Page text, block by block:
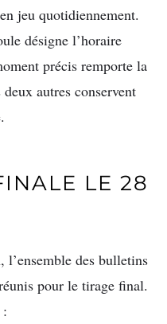
jeu quotidiennement.
désigne l’horaire
précis remporte la
autres conservent
LE 28
l’ensemble des bulletins
pour le tirage final.
: